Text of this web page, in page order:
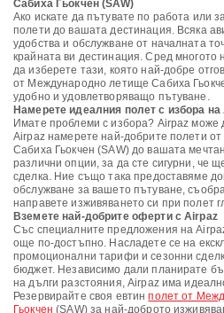
Сабиха Гьокчен (SAW)
Ако искате да пътувате по работа или
полети до вашата дестинация. Всяка
удобства и обслужване от началната
крайната ви дестинация. Сред
да изберете тази, която най-добре
от Международно летище Сабиха
удобно и удовлетворяващо пътуване.
Намерете идеалния полет с избора на
Имате проблеми с избора? Airpaz може
Airpaz намерете най-добрите полети
Сабиха Гьокчен (SAW) до вашата
различни опции, за да сте сигурни, че
сделка. Ние също така предоставяме
обслужване за вашето пътуване,
направете изживяването си при полет
Вземете най-добрите оферти с Airpaz
Със специалните предложения на
още по-достъпно. Насладете се на
промоционални тарифи и сезонни
бюджет. Независимо дали планирате
на дълги разстояния, Airpaz има
Резервирайте своя евтинполет от
Гьокчен (SAW) за най-доброто